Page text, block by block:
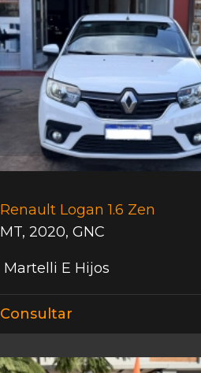
Renault Logan 1.6 Zen
MT, 2020, GNC
Martelli E Hijos
Consultar